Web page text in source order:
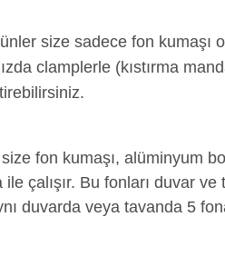
size sadece fon kumaşı
clamplerle (kıstırma
size fon kumaşı,
ile çalışır. Bu fonları duvar
duvarda veya tavanda 5